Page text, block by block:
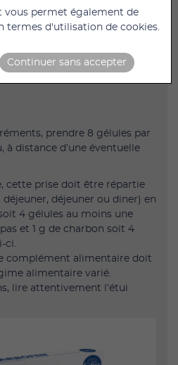
%). Poudre de graine de
%).
prendre 8 gélules par
à distance d’une éventuelle
cette prise doit être répartie
déjeuner ou diner) en
4 gélules au moins une
et 1 g de charbon soit 4
ci.
complément alimentaire doit
alimentaire varié.
lire attentivement l’étui
vous permet également de
termes d'utilisation de cookies.
Continuer sans accepter